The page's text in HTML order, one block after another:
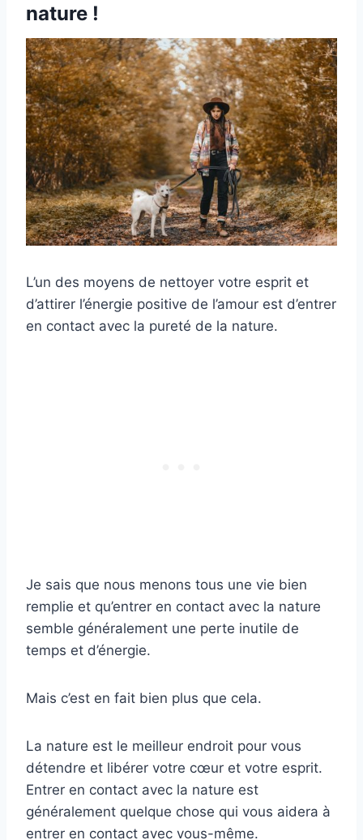
nature !
L’un des moyens de nettoyer votre esprit et
d’attirer l’énergie positive de l’amour est d’entrer
en contact avec la pureté de la nature.
Je sais que nous menons tous une vie bien
remplie et qu’entrer en contact avec la nature
semble généralement une perte inutile de
temps et d’énergie.
Mais c’est en fait bien plus que cela.
La nature est le meilleur endroit pour vous
détendre et libérer votre cœur et votre esprit.
Entrer en contact avec la nature est
généralement quelque chose qui vous aidera à
entrer en contact avec vous-même.